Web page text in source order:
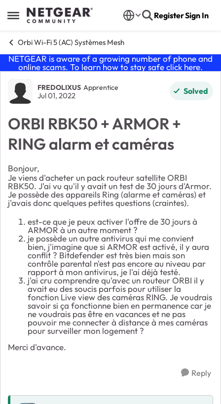
Open Side Menu
Skip to content RegisterSign In
Orbi Wi-Fi 5 (AC) Systèmes Mesh
NETGEAR is aware of a growing number of phone and
online scams. To learn how to stay safe click here.
Forum Discussion
FREDOLIXUS Apprentice
Jul 01, 2022 Solved
ORBI RBK50 + ARMOR +
RING alarm et caméras
Bonjour,
Je viens d'acheter un pack routeur satellite ORBI
RBK50. J'ai vu qu'il y avait un test de 30 jours d'Armor.
Je possède des appareils Ring (alarme et caméras) et
j'avais donc quelques petites questions (craintes).
est-ce que je peux activer l'offre de 30 jours à
ARMOR à un autre moment ?
je possède un autre antivirus qui me convient
bien, j'imagine que si ARMOR est activé, il y aura
conflit ? Bitdefender est très bien mais son
contrôle parental n'est pas encore au niveau par
rapport à mon antivirus, je l'ai déjà testé.
j'ai cru comprendre qu'avec un routeur ORBI il y
avait eu des soucis parfois pour utiliser la
fonction Live view des caméras RING. Je voudrais
savoir si ça fonctionne bien en permanence car je
ne voudrais pas être en vacances et ne pas
pouvoir me connecter à distance à mes caméras
pour surveiller mon logement ?
Merci d'avance.
Reply